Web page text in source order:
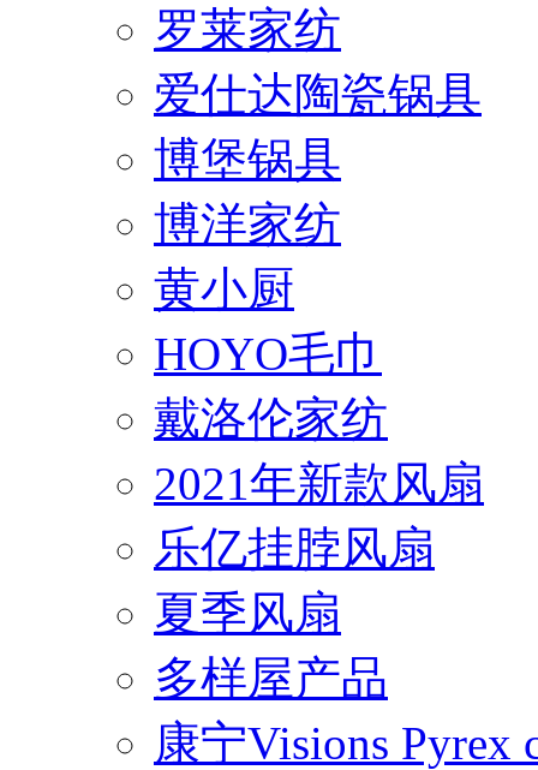
罗莱家纺
爱仕达陶瓷锅具
博堡锅具
博洋家纺
黄小厨
HOYO毛巾
戴洛伦家纺
2021年新款风扇
乐亿挂脖风扇
夏季风扇
多样屋产品
康宁Visions Pyrex